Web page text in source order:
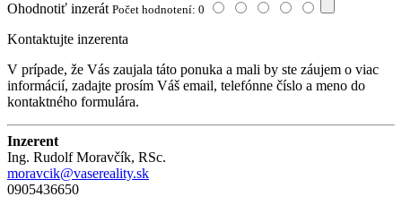
Ohodnotiť inzerát Počet hodnotení: 0
Kontaktujte inzerenta
V prípade, že Vás zaujala táto ponuka a mali by ste záujem o viac
informácií, zadajte prosím Váš email, telefónne číslo a meno do
kontaktného formulára.
Inzerent
Ing. Rudolf Moravčík, RSc.
moravcik@vasereality.sk
0905436650